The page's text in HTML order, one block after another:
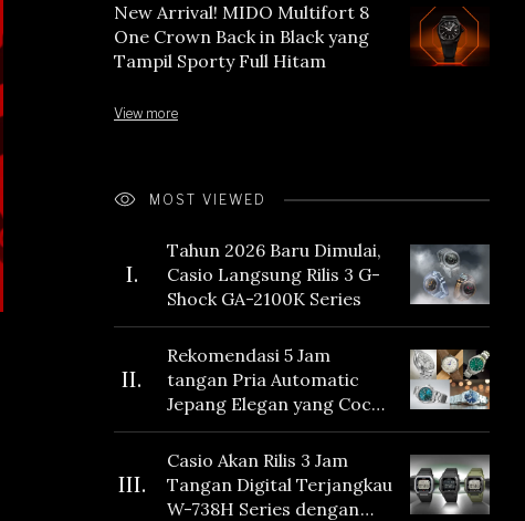
New Arrival! MIDO Multifort 8
One Crown Back in Black yang
Tampil Sporty Full Hitam
View more
MOST VIEWED
I.
Tahun 2026 Baru Dimulai,
Casio Langsung Rilis 3 G-
Shock GA-2100K Series
II.
Rekomendasi 5 Jam
tangan Pria Automatic
Jepang Elegan yang Cocok
Dikoleksi di 2026
III.
Casio Akan Rilis 3 Jam
Tangan Digital Terjangkau
W-738H Series dengan